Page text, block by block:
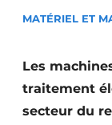
Construction
MATÉRIEL ET
Les
traitement
secteur du